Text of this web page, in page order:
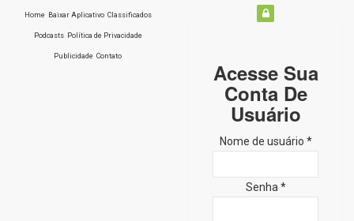
Home Baixar Aplicativo Classificados
Podcasts Política de Privacidade
Publicidade Contato
Acesse Sua
Conta De
Usuário
Nome de usuário *
Senha *